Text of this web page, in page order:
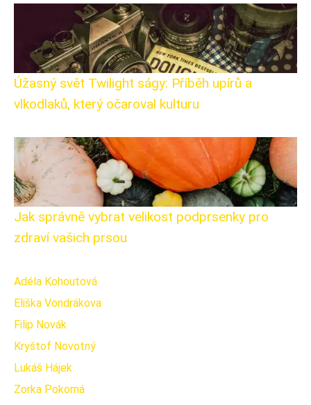
Úžasný svět Twilight ságy: Příběh upírů a
vlkodlaků, který očaroval kulturu
Jak správně vybrat velikost podprsenky pro
zdraví vašich prsou
Adéla Kohoutová
Eliška Vondrákova
Filip Novák
Kryštof Novotný
Lukáš Hájek
Zorka Pokorná